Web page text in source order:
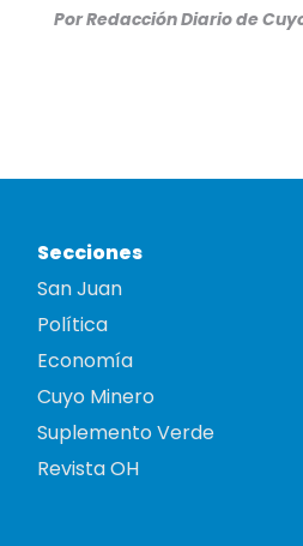
PorRedacción Diario de
Secciones
San Juan
Política
Economía
Cuyo Minero
Suplemento Verde
Revista OH